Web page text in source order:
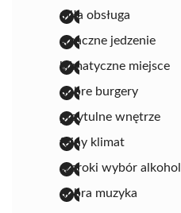
miła obsługa
smaczne jedzenie
klimatyczne miejsce
dobre burgery
przytulne wnętrze
fajny klimat
szeroki wybór
dobra muzyka